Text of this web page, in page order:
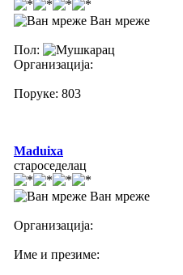
Ван мреже
Пол:
Организација:
Поруке: 803
Maduixa
староседелац
Ван мреже
Организација:
Име и презиме: